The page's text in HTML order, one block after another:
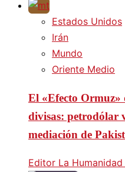
Estados Unidos
Irán
Mundo
Oriente Medio
El «Efecto Ormuz»
divisas: petrodólar
mediación de
Editor La Humanidad